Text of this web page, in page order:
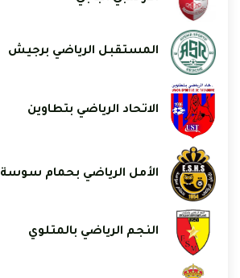
المستقبل الرياضي برجيش
الاتحاد الرياضي بتطاوين
الأمل الرياضي بحمام سوسة
النجم الرياضي بالمتلوي